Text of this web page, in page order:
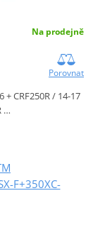
Na prodejně
Porovnat
CRF250R / 14-17
…
F+350XC-